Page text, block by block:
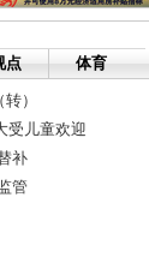
点 体育
）
受儿童欢迎
补
管